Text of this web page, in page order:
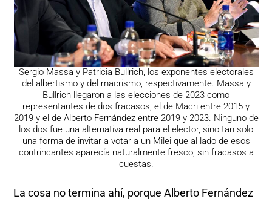
Sergio Massa y Patricia Bullrich, los exponentes electorales
del albertismo y del macrismo, respectivamente. Massa y
Bullrich llegaron a las elecciones de 2023 como
representantes de dos fracasos, el de Macri entre 2015 y
2019 y el de Alberto Fernández entre 2019 y 2023. Ninguno de
los dos fue una alternativa real para el elector, sino tan solo
una forma de invitar a votar a un Milei que al lado de esos
contrincantes aparecía naturalmente fresco, sin fracasos a
cuestas.
La cosa no termina ahí, porque Alberto Fernández